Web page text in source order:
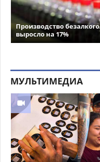
Производство
выросло на 17%
МУЛЬТИМЕДИА